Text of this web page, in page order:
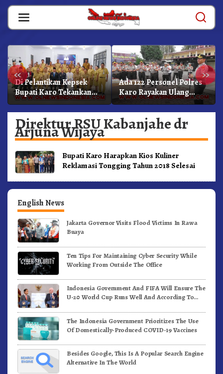
Skip
content
« »
Di Pelantikan Kepsek
Bupati Karo Tekankan
Kepemimpinan
Profesional Dongkrak
Mutu Pendidikan
Ada 122 Personel Polres
Karo Rayakan Ulang
Tahun Bersama
Direktur RSU Kabanjahe dr
Arjuna Wijaya
Bupati Karo Harapkan Kios Kuliner
Reklamasi Tongging Tahun 2018 Selesai
English News
Jakarta Governor Visits Flood Victims In Rawa
Buaya
Ten Tips For Maintaining Cyber Security While
Working From Outside The Office
Indonesia Government And FIFA Will Ensure The
U-20 World Cup Runs Well And According To
The Indonesia Government Prioritizes The Use
Of Domestically-Produced COVID-19 Vaccines
Besides Google, This Is A Popular Search Engine
Alternative In The World